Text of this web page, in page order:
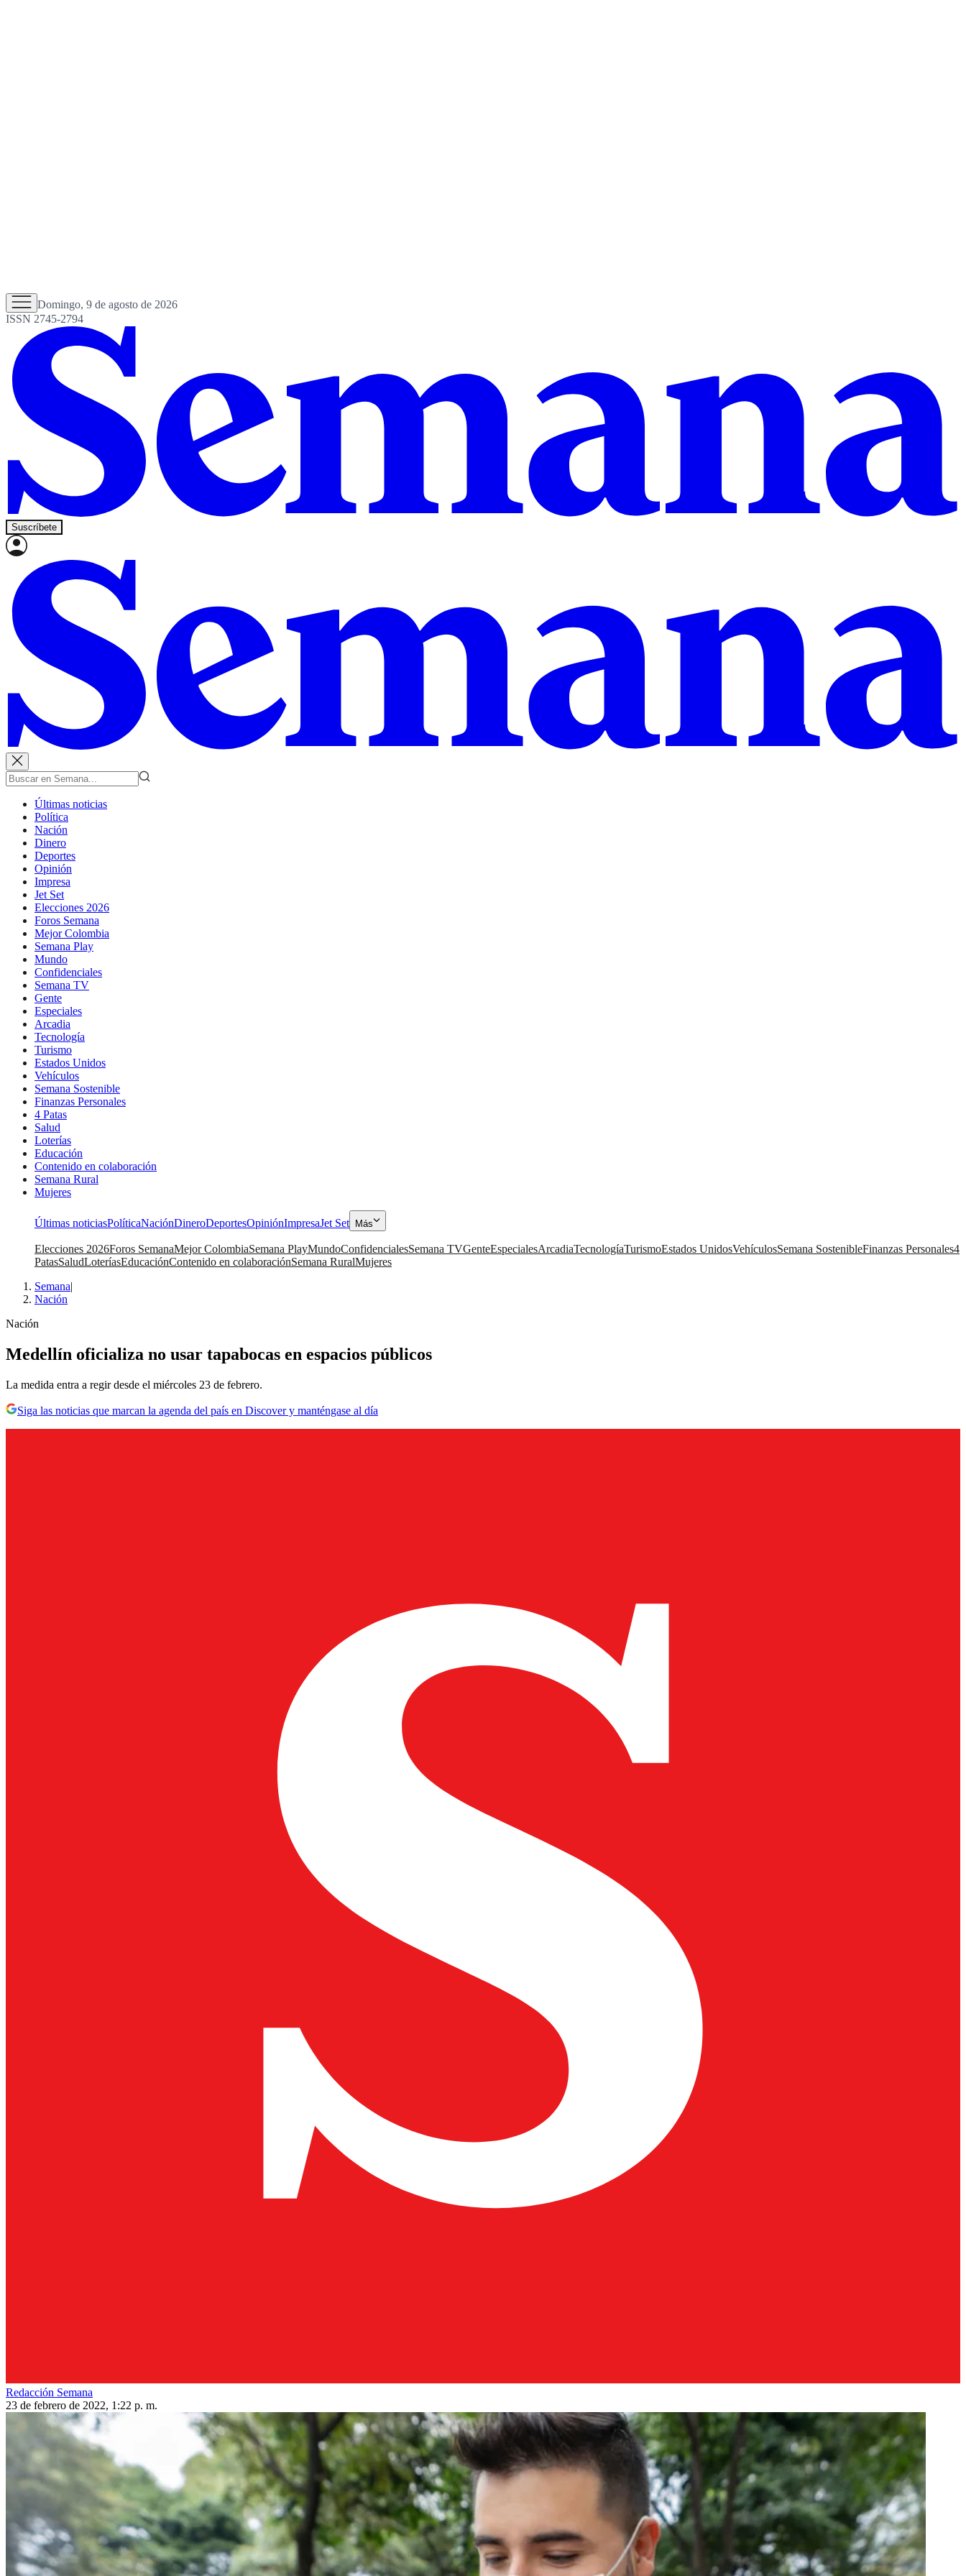
Domingo, 9 de agosto de 2026
ISSN 2745-2794
Suscríbete
Últimas noticias
Política
Nación
Dinero
Deportes
Opinión
Impresa
Jet Set
Elecciones 2026
Foros Semana
Mejor Colombia
Semana Play
Mundo
Confidenciales
Semana TV
Gente
Especiales
Arcadia
Tecnología
Turismo
Estados Unidos
Vehículos
Semana Sostenible
Finanzas Personales
4 Patas
Salud
Loterías
Educación
Contenido en colaboración
Semana Rural
Mujeres
Últimas noticiasPolíticaNaciónDineroDeportesOpiniónImpresaJet Set Más
Elecciones 2026Foros SemanaMejor ColombiaSemana PlayMundoConfidencialesSemana TVGenteEspecialesArcadiaTecnologíaTurismoEstados UnidosVehículosSemana SostenibleFinanzas Personales4
PatasSaludLoteríasEducaciónContenido en colaboraciónSemana RuralMujeres
Semana|
Nación
Nación
Medellín oficializa no usar tapabocas en espacios públicos
La medida entra a regir desde el miércoles 23 de febrero.
Siga las noticias que marcan la agenda del país en Discover y manténgase al día
Redacción Semana
23 de febrero de 2022, 1:22 p. m.